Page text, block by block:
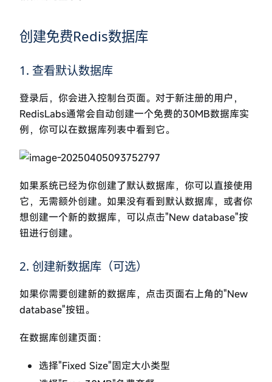
创建免费Redis数据库
1. 查看默认数据库
登录后，你会进入控制台页面。对于新注册的用户，
RedisLabs通常会自动创建一个免费的30MB数据库实
例，你可以在数据库列表中看到它。
如果系统已经为你创建了默认数据库，你可以直接使用
它，无需额外创建。如果没有看到默认数据库，或者你
想创建一个新的数据库，可以点击"New database"按
钮进行创建。
2. 创建新数据库（可选）
如果你需要创建新的数据库，点击页面右上角的"New
database"按钮。
在数据库创建页面：
选择"Fixed Size"固定大小类型